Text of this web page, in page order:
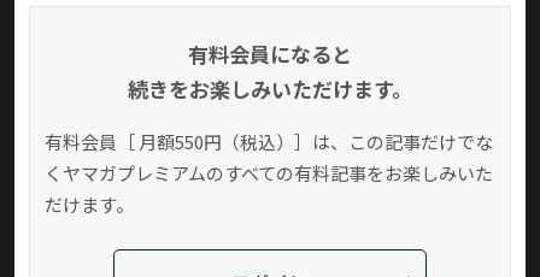
有料会員になると
続きをお楽しみいただけます。
有料会員［ 月額550円（税込）］は、この記事だけでな
く ヤマガプレミアムのすべての有料記事をお楽しみいた
だけます。